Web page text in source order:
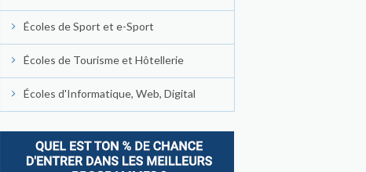
Écoles de Sport et e-Sport
Écoles de Tourisme et Hôtellerie
Écoles d'Informatique, Web, Digital